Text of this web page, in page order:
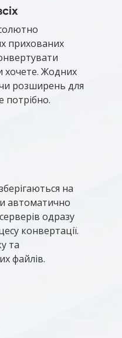
прихованих
хочете. Жодних
розширень для
на
автоматично
одразу
конвертації.
та
файлів.